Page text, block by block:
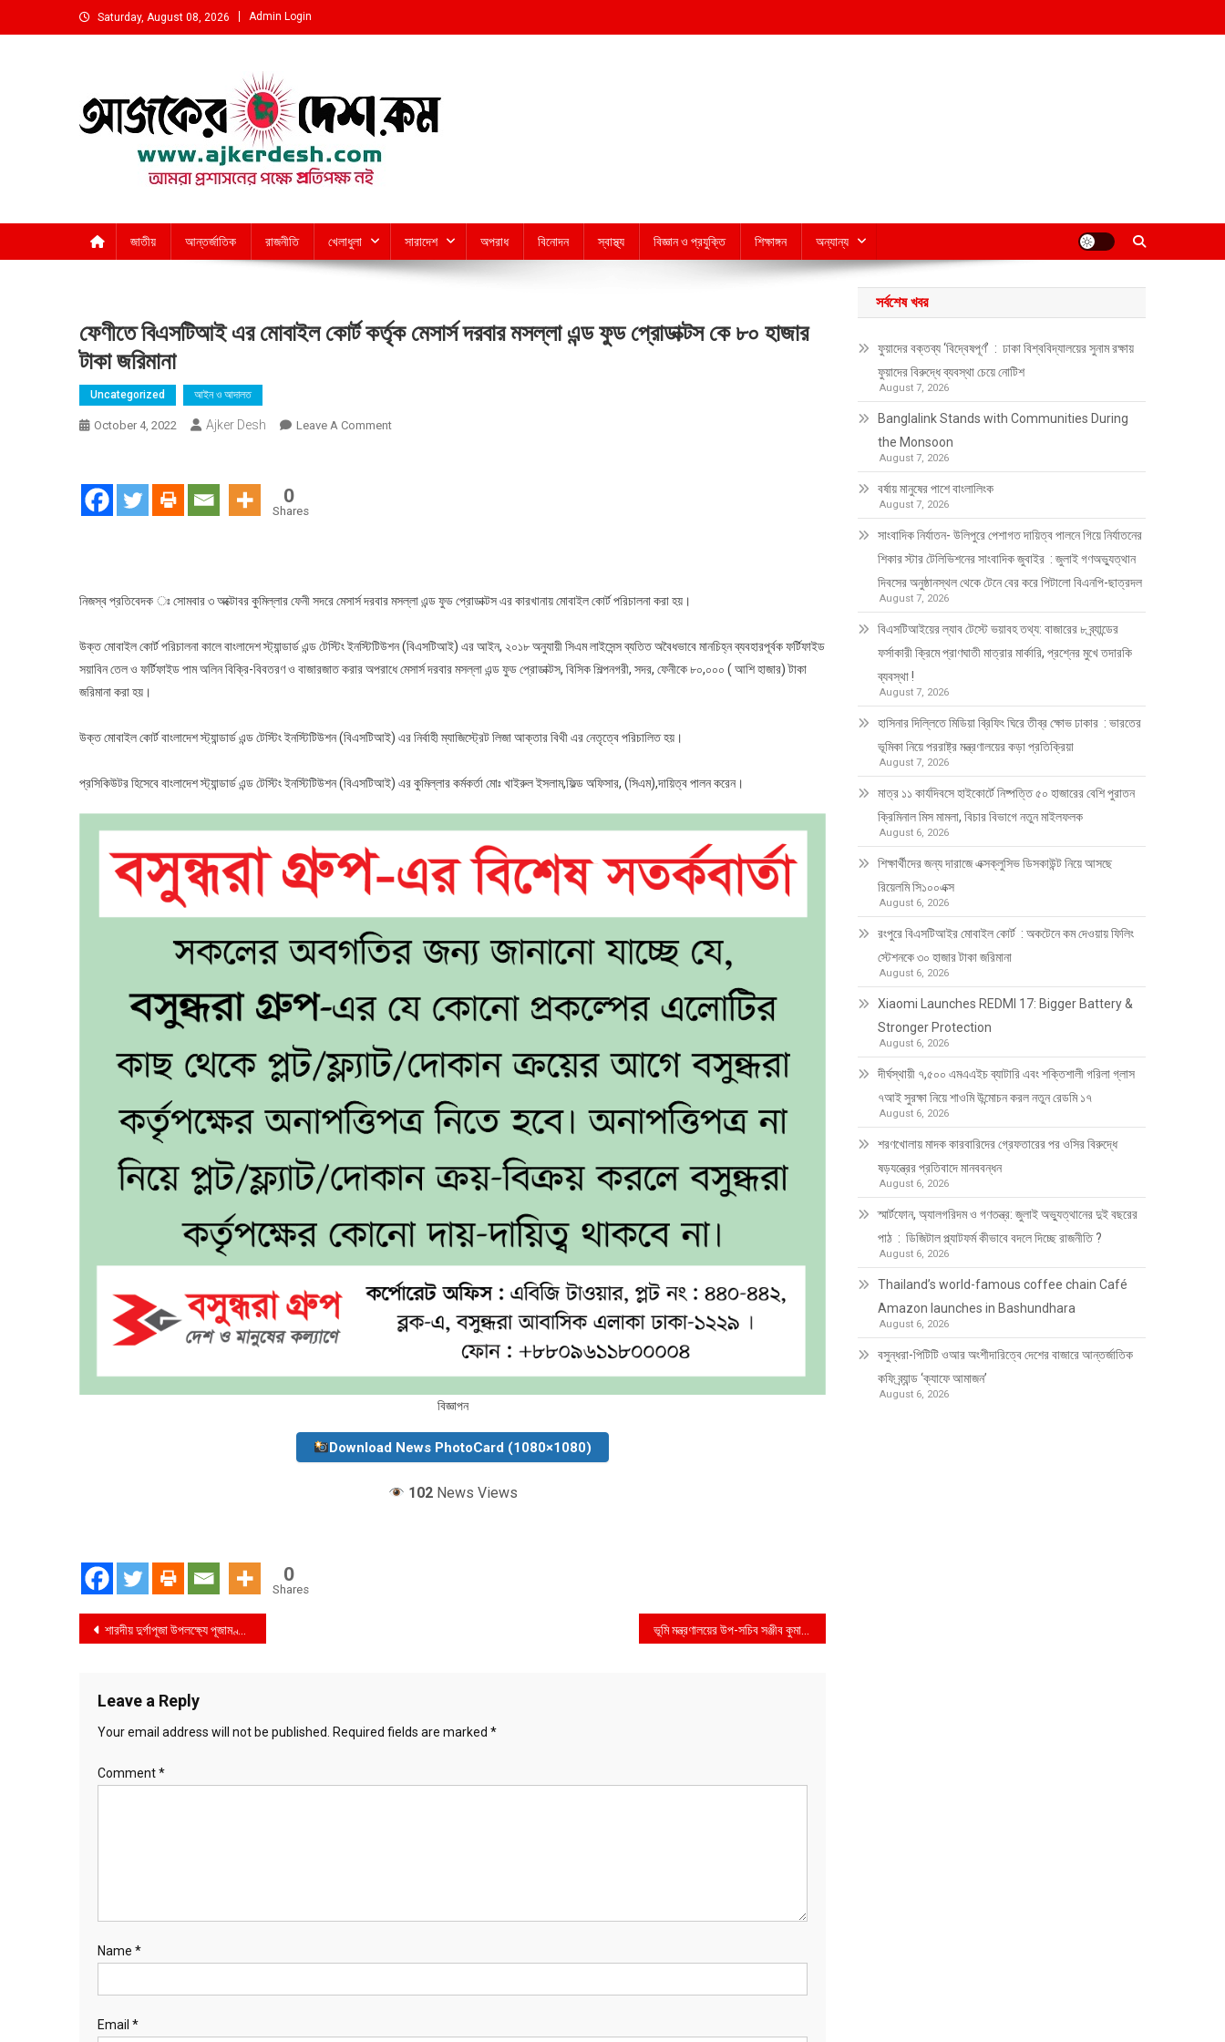
to
Saturday, August 08, 2026 Admin Login
জাতীয় আন্তর্জাতিক রাজনীতি খেলাধুলা সারাদেশ অপরাধ বিনোদন স্বাস্থ্য বিজ্ঞান ও প্রযুক্তি শিক্ষাঙ্গন অন্যান্য
ফেণীতে বিএসটিআই এর মোবাইল কোর্ট কর্তৃক মেসার্স দরবার মসল্লা এন্ড ফুড প্রোডাক্টস কে ৮০ হাজার
টাকা জরিমানা
Uncategorized আইন ও আদালত
October 4, 2022 Ajker Desh Leave A CommentOn
ফুড
প্রোডাক্টস
হাজার
জরিমানা
0
Shares
নিজস্ব প্রতিবেদক ঃ সোমবার ৩ অক্টোবর কুমিল্লার ফেনী সদরে মেসার্স দরবার মসল্লা এন্ড ফুড প্রোডাক্টস এর কারখানায় মোবাইল কোর্ট পরিচালনা করা হয়।
উক্ত মোবাইল কোর্ট পরিচালনা কালে বাংলাদেশ স্ট্যান্ডার্ড এন্ড টেস্টিং ইনস্টিটিউশন (বিএসটিআই) এর আইন, ২০১৮ অনুযায়ী সিএম লাইসেন্স ব্যতিত অবৈধভাবে মানচিহ্ন ব্যবহারপূর্বক ফর্টিফাইড
সয়াবিন তেল ও ফর্টিফাইড পাম অলিন বিক্রি-বিবতরণ ও বাজারজাত করার অপরাধে মেসার্স দরবার মসল্লা এন্ড ফুড প্রোডাক্টস, বিসিক শিল্পনগরী, সদর, ফেনীকে ৮০,০০০ ( আশি হাজার) টাকা
জরিমানা করা হয়।
উক্ত মোবাইল কোর্ট বাংলাদেশ স্ট্যান্ডার্ড এন্ড টেস্টিং ইনস্টিটিউশন (বিএসটিআই) এর নির্বাহী ম্যাজিস্ট্রেট লিজা আক্তার বিথী এর নেতৃত্বে পরিচালিত হয়।
প্রসিকিউটর হিসেবে বাংলাদেশ স্ট্যান্ডার্ড এন্ড টেস্টিং ইনস্টিটিউশন (বিএসটিআই) এর কুমিল্লার কর্মকর্তা মোঃ খাইরুল ইসলাম,ফিল্ড অফিসার, (সিএম),দায়িত্ব পালন করেন।
বিজ্ঞাপন
Download News PhotoCard (1080×1080)
102News Views
0
Shares
Post
শারদীয় দুর্গাপূজা উপলক্ষ্যে পূজামণ্ডপ পরিদর্শন করেন পুলিশ সুপার, মুন্সীগঞ্জ ভূমি মন্ত্রণালয়ের উপ-সচিব সঞ্জীব কুমার দেবনাথ এর মৃত্যুতে ভূমিমন্ত্রী ও ভূমি সচিবের শোক
Leave a Reply
Your email address will not be published. Required fields are marked *
Comment*
Name *
Email *
সর্বশেষ খবর
ফুয়াদের বক্তব্য ‘বিদ্বেষপূর্ণ’ : ঢাকা বিশ্ববিদ্যালয়ের সুনাম রক্ষায়
ফুয়াদের বিরুদ্ধে ব্যবস্থা চেয়ে নোটিশ
August 7, 2026
Banglalink Stands with Communities During
the Monsoon
August 7, 2026
বর্ষায় মানুষের পাশে বাংলালিংক
August 7, 2026
সাংবাদিক নির্যাতন- উলিপুরে পেশাগত দায়িত্ব পালনে গিয়ে নির্যাতনের
শিকার স্টার টেলিভিশনের সাংবাদিক জুবাইর : জুলাই গণঅভ্যুত্থান
দিবসের অনুষ্ঠানস্থল থেকে টেনে বের করে পিটালো বিএনপি-ছাত্রদল
August 7, 2026
বিএসটিআইয়ের ল্যাব টেস্টে ভয়াবহ তথ্য: বাজারের ৮ ব্র্যান্ডের
ফর্সাকারী ক্রিমে প্রাণঘাতী মাত্রার মার্কারি, প্রশ্নের মুখে তদারকি
ব্যবস্থা !
August 7, 2026
হাসিনার দিল্লিতে মিডিয়া ব্রিফিং ঘিরে তীব্র ক্ষোভ ঢাকার : ভারতের
ভূমিকা নিয়ে পররাষ্ট্র মন্ত্রণালয়ের কড়া প্রতিক্রিয়া
August 7, 2026
মাত্র ১১ কার্যদিবসে হাইকোর্টে নিষ্পত্তি ৫০ হাজারের বেশি পুরাতন
ক্রিমিনাল মিস মামলা, বিচার বিভাগে নতুন মাইলফলক
August 6, 2026
শিক্ষার্থীদের জন্য দারাজে এক্সক্লুসিভ ডিসকাউন্ট নিয়ে আসছে
রিয়েলমি সি১০০এক্স
August 6, 2026
রংপুরে বিএসটিআইর মোবাইল কোর্ট : অকটেনে কম দেওয়ায় ফিলিং
স্টেশনকে ৩০ হাজার টাকা জরিমানা
August 6, 2026
Xiaomi Launches REDMI 17: Bigger Battery &
Stronger Protection
August 6, 2026
দীর্ঘস্থায়ী ৭,৫০০ এমএএইচ ব্যাটারি এবং শক্তিশালী গরিলা গ্লাস
৭আই সুরক্ষা নিয়ে শাওমি উন্মোচন করল নতুন রেডমি ১৭
August 6, 2026
শরণখোলায় মাদক কারবারিদের গ্রেফতারের পর ওসির বিরুদ্ধে
ষড়যন্ত্রের প্রতিবাদে মানববন্ধন
August 6, 2026
স্মার্টফোন, অ্যালগরিদম ও গণতন্ত্র: জুলাই অভ্যুত্থানের দুই বছরের
পাঠ : ডিজিটাল প্ল্যাটফর্ম কীভাবে বদলে দিচ্ছে রাজনীতি ?
August 6, 2026
Thailand’s world-famous coffee chain Café
Amazon launches in Bashundhara
August 6, 2026
বসুন্ধরা-পিটিটি ওআর অংশীদারিত্বে দেশের বাজারে আন্তর্জাতিক
কফি ব্র্যান্ড ‘ক্যাফে আমাজন’
August 6, 2026